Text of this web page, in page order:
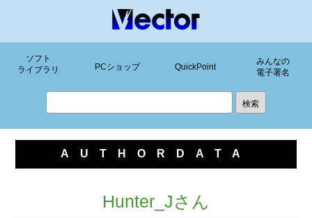
ソフト
ライブラリ
PCショップ QuickPoint
みんなの
電子署名
AUTHORDATA
Hunter_Jさん